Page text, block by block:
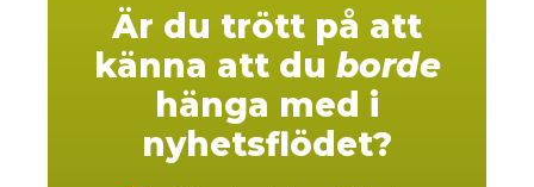
Är du trött på att
känna att du borde
hänga med i
nyhetsflödet?